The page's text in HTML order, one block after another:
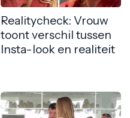
Realitycheck: Vrouw
toont verschil tussen
Insta-look en realiteit